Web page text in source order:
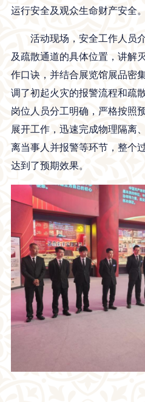
运行安全及观众生命财产安全。
活动现场，安全工作人员
及疏散通道的具体位置 ，讲解
作口诀，并结合展览馆展品密
调了初起火灾的报警流程和疏
岗位人员分工明确，严格按照
展开工作，迅速完成物理隔离
离当事人并报警等环节，整个
达到了预期效果。